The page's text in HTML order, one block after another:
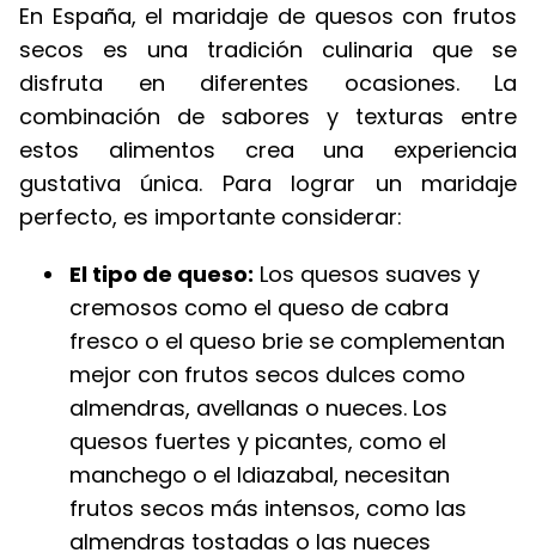
En España, el maridaje de quesos con frutos
secos es una tradición culinaria que se
disfruta en diferentes ocasiones. La
combinación de sabores y texturas entre
estos alimentos crea una experiencia
gustativa única. Para lograr un maridaje
perfecto, es importante considerar:
El tipo de queso: Los quesos suaves y
cremosos como el queso de cabra
fresco o el queso brie se complementan
mejor con frutos secos dulces como
almendras, avellanas o nueces. Los
quesos fuertes y picantes, como el
manchego o el Idiazabal, necesitan
frutos secos más intensos, como las
almendras tostadas o las nueces